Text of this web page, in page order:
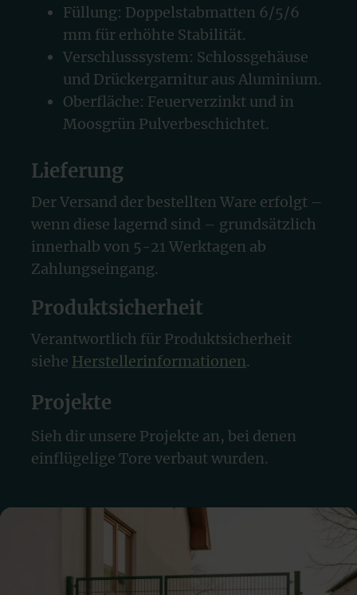
Füllung: Doppelstabmatten 6/5/6
mm für erhöhte Stabilität.
Verschlusssystem: Schlossgehäuse
und Drückergarnitur aus Aluminium.
Oberfläche: Feuerverzinkt und in
Moosgrün Pulverbeschichtet.
Lieferung
Der Versand der bestellten Ware erfolgt –
wenn diese lagernd sind – grundsätzlich
innerhalb von 5-21 Werktagen ab
Zahlungseingang.
Produktsicherheit
Verantwortlich für Produktsicherheit
siehe Herstellerinformationen.
Projekte
Sieh dir unsere Projekte an, bei denen
einflügelige Tore verbaut wurden.